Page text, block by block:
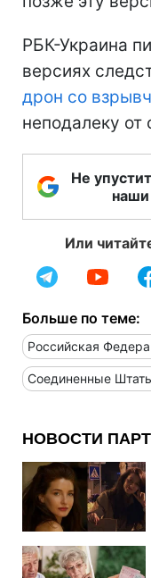
РБК-Украина
версиях
дрон со
неподалеку от
Не
наши
Или
Больше по теме:
Российская
Соединенные